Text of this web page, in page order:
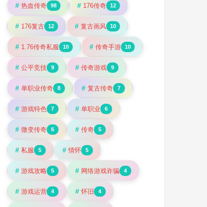
# 热血传奇 98 # 176传奇 12
# 176复古 12 # 复古画风 10
# 1.76传奇私服 10 # 传奇手游 10
# 公平竞技 9 # 传奇游戏 9
# 单职业传奇 8 # 复古传奇 7
# 游戏特色 7 # 单职业 6
# 微变传奇 6 # 传奇 5
# 私服 5 # 情怀 5
# 游戏攻略 5 # 网络游戏诈骗 4
# 游戏运营 4 # 怀旧 4